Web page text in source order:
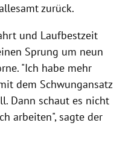
zurück.
und Laufbestzeit
Sprung um neun
"Ich habe mehr
dem Schwungansatz
Dann schaut es nicht
arbeiten", sagte der